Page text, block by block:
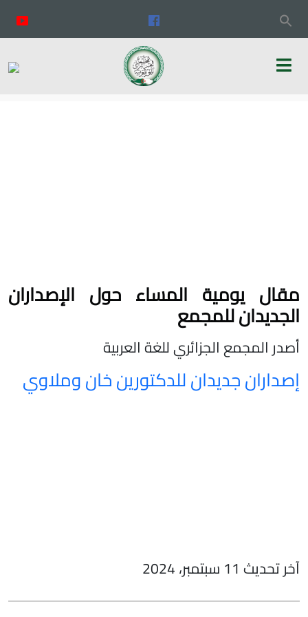
مقال يومية المساء حول الإصداران
الجديدان للمجمع
أصدر المجمع الجزائري للغة العربية
إصداران جديدان للدكتورين خان وملاوي
آخر تحديث 11 سبتمبر، 2024